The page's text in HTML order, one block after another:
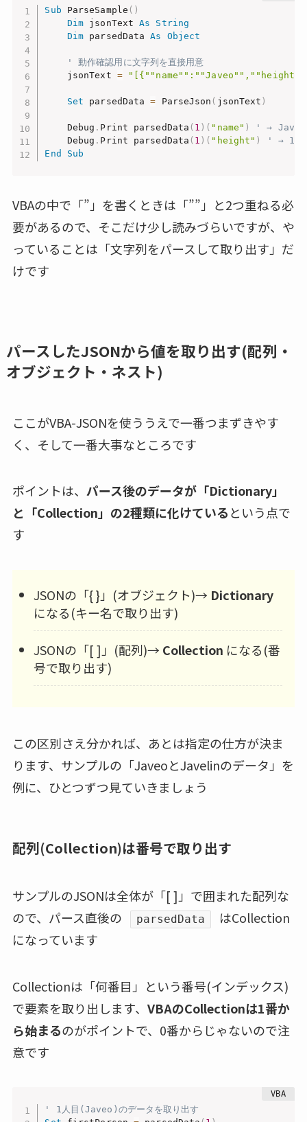
Sub ParseSample ( )
Dim jsonText As
String
Dim parsedData As Object
' 動作確認用に文字列を直接用意
    jsonText
=
Set parsedData = ParseJson ( jsonText )
    Debug
. Print parsedData ( 1 ) ( "name" )
' → Javeo
    Debug
. Print parsedData ( 1 ) ( "height" )
' → 180
End
Sub
VBAの中で「”」を書くときは「””」と2つ重ねる必
要があるので、そこだけ少し読みづらいですが、や
っていることは「文字列をパースして取り出す」だ
けです
パースしたJSONから値を取り出す(配列・
オブジェクト・ネスト)
ここがVBA-JSONを使ううえで一番つまずきやす
く、そして一番大事なところです
ポイントは、 パース後のデータが「Dictionary」
と「Collection」の2種類に化けているという点で
す
JSONの「{ }」(オブジェクト)→ Dictionary
になる(キー名で取り出す)
JSONの「[ ]」(配列)→ Collection になる(番
号で取り出す)
この区別さえ分かれば、あとは指定の仕方が決ま
ります、サンプルの「JaveoとJavelinのデータ」を
例に、ひとつずつ見ていきましょう
配列(Collection)は番号で取り出す
サンプルのJSONは全体が「[ ]」で囲まれた配列な
ので、パース直後の
parsedData
はCollection
になっています
Collectionは「何番目」という番号(インデックス)
で要素を取り出します、 VBAのCollectionは1番か
ら始まるのがポイントで、0番からじゃないので注
意です
' 1人目(Javeo)のデータを取り出す